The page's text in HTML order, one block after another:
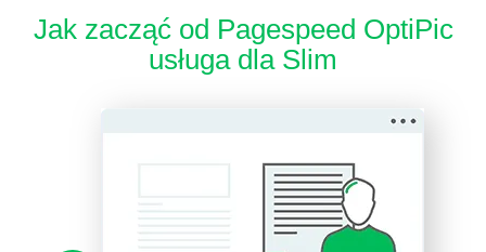
Jak zacząć od Pagespeed OptiPic
usługa dla Slim